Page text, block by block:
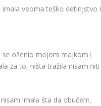
imala veoma teško detinjstvo i
se oženio mojom majkom i
za to, ništa tražila nisam niti
imala šta da obučem.